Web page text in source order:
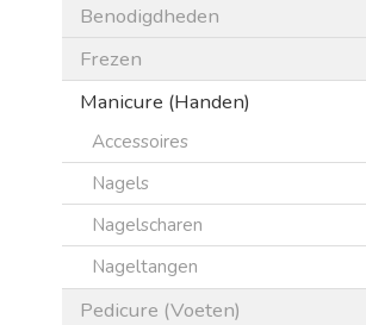
Benodigdheden
Frezen
Manicure (Handen)
Accessoires
Nagels
Nagelscharen
Nageltangen
Pedicure (Voeten)